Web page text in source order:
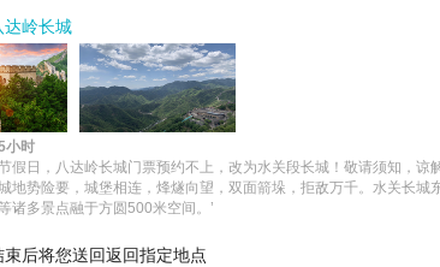
达岭长城
小时
假日，八达岭长城门票预约不上，改为水关段长城！敬请须知，谅解
地势险要，城堡相连，烽燧向望，双面箭垛，拒敌万千。水关长
诸多景点融于方圆500米空间。’
束后将您送回返回指定地点